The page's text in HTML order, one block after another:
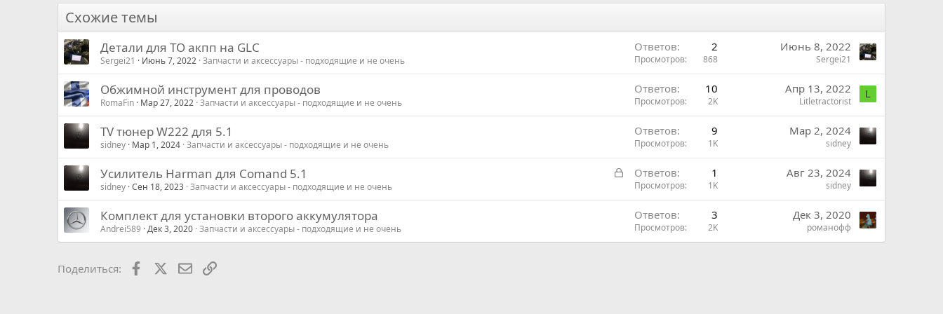
Times New Roman
Verdana
Схожие темы
Детали для ТО акпп на GLC
Sergei21 Июнь 7, 2022 Запчасти и аксессуары - подходящие и не очень
Ответов 2
Просмотров 868
Июнь 8, 2022
Sergei21
Обжимной инструмент для проводов
RomaFin Мар 27, 2022 Запчасти и аксессуары - подходящие и не очень
Ответов 10
Просмотров 2K
Апр 13, 2022
Litletractorist
L
TV тюнер W222 для 5.1
sidney Мар 1, 2024 Запчасти и аксессуары - подходящие и не очень
Ответов 9
Просмотров 1K
Мар 2, 2024
sidney
З
к
т
Усилитель Harman для Comand 5.1
sidney Сен 18, 2023 Запчасти и аксессуары - подходящие и не очень
Ответов 1
Просмотров 1K
Авг 23, 2024
sidney
Комплект для установки второго аккумулятора
Andrei589 Дек 3, 2020 Запчасти и аксессуары - подходящие и не очень
Ответов 3
Просмотров 2K
Дек 3, 2020
романофф
Поделиться: Facebook ПочтаСсылкой